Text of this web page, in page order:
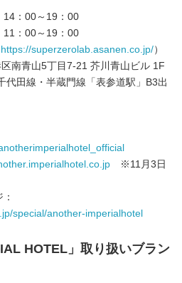
：00～19：00
00～19：00
https://superzerolab.asanen.co.jp/）
青山5丁目7-21 芥川青山ビル 1F
線・半蔵門線「表参道駅」B3出
※11月3日
special/another-imperialhotel
HOTEL」取り扱いブラン